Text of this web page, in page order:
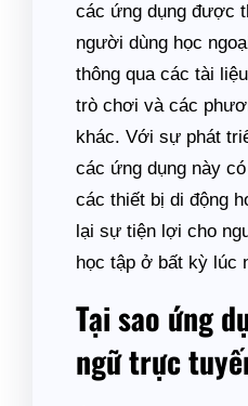
các ứng dụng được
người dùng học
thông qua các tài
trò chơi và các
khác. Với sự phát
các ứng dụng này
các thiết bị di động
lại sự tiện lợi cho
học tập ở bất kỳ lúc
Tại sao ứng
ngữ trực